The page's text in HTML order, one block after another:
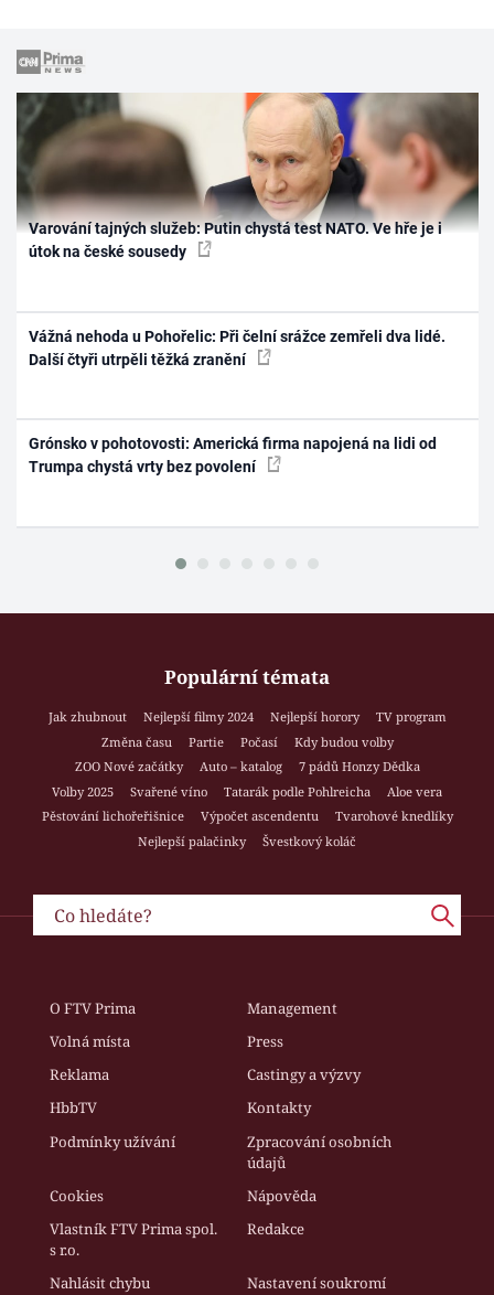
Varování tajných služeb: Putin chystá test NATO. Ve hře je i
útok na české sousedy
Vážná nehoda u Pohořelic: Při čelní srážce zemřeli dva lidé.
Další čtyři utrpěli těžká zranění
Grónsko v pohotovosti: Americká firma napojená na lidi od
Trumpa chystá vrty bez povolení
Populární témata
Jak zhubnout Nejlepší filmy 2024 Nejlepší horory
TV program
Změna času
Partie Počasí
Kdy budou volby
ZOO Nové začátky
Auto – katalog
7 pádů Honzy Dědka
Volby 2025
Svařené víno Tatarák podle Pohlreicha
Aloe vera
Pěstování lichořeřišnice
Výpočet ascendentu
Tvarohové knedlíky
Nejlepší palačinky
Švestkový koláč
O FTV Prima
Management
Volná místa
Press
Reklama
Castingy a výzvy
HbbTV
Kontakty
Podmínky užívání
Zpracování osobních
údajů
Cookies
Nápověda
Vlastník FTV Prima spol.
s r.o.
Redakce
Nahlásit chybu Nastavení soukromí